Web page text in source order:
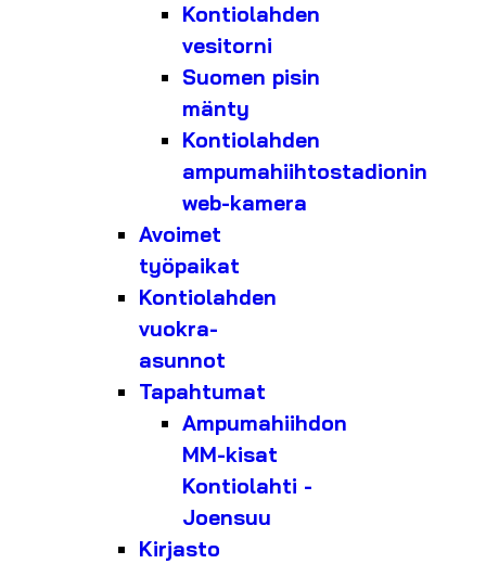
Kontiolahden
vesitorni
Suomen pisin
mänty
Kontiolahden
ampumahiihtostadionin
web-kamera
Avoimet
työpaikat
Kontiolahden
vuokra-
asunnot
Tapahtumat
Ampumahiihdon
MM-kisat
Kontiolahti -
Joensuu
Kirjasto